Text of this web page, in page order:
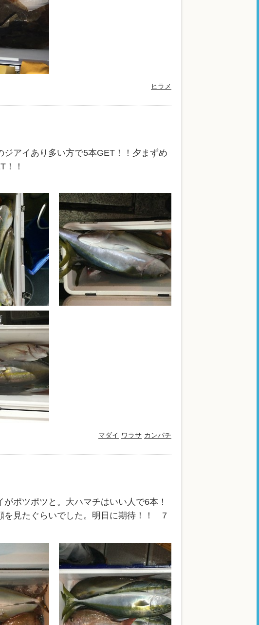
ヒラメ
アイあり多い方で5本GET！！夕まずめ
！！
マダイ ワラサ カンパチ
ポツポツと。大ハマチはいい人で6本！
を見たぐらいでした。明日に期待！！ 7